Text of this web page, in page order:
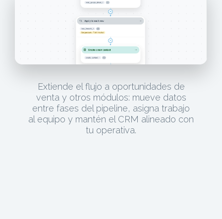
Extiende el flujo a oportunidades de
venta y otros módulos: mueve datos
entre fases del pipeline, asigna trabajo
al equipo y mantén el CRM alineado con
tu operativa.